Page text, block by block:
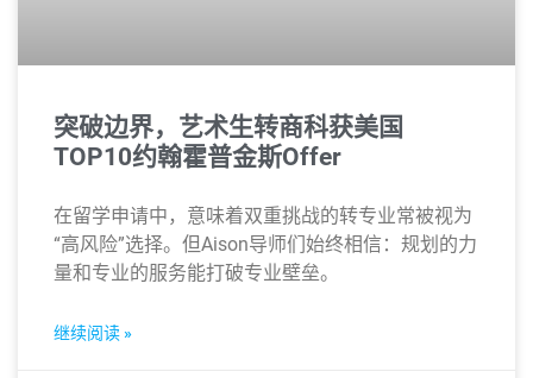
突破边界，艺术生转商科获美国
TOP10约翰霍普金斯Offer
在留学申请中，意味着双重挑战的转专业常被视为
“高风险”选择。但Aison导师们始终相信：规划的力
量和专业的服务能打破专业壁垒。
继续阅读 »